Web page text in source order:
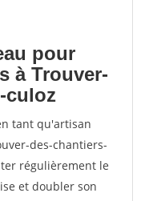
pour
à Trouver-
culoz
tant qu'artisan
des-chantiers-
régulièrement le
et doubler son